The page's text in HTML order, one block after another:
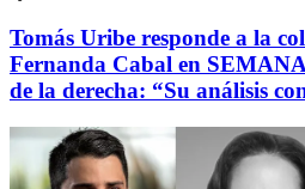
Tomás Uribe responde a la
Fernanda Cabal en
de la derecha: “Su análisis